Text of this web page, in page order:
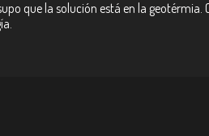
que la solución está en la